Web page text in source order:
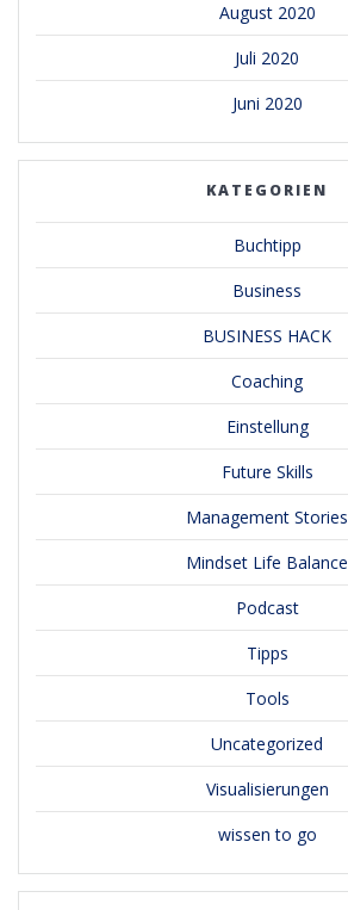
August 2020
Juli 2020
Juni 2020
KATEGORIEN
Buchtipp
Business
BUSINESS HACK
Coaching
Einstellung
Future Skills
Management Stories
Mindset Life Balance
Podcast
Tipps
Tools
Uncategorized
Visualisierungen
wissen to go